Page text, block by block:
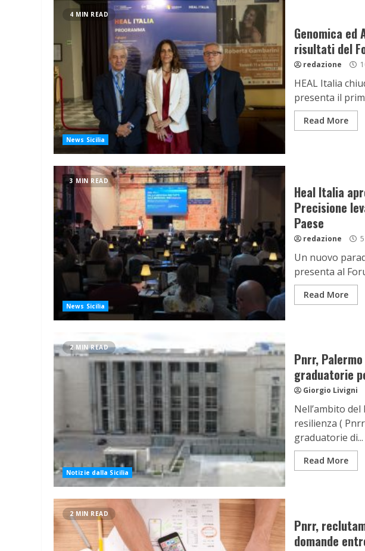
4 MIN READ
News Sicilia
Genomica ed
risultati del
redazione
HEAL Italia
presenta il
Read More
3 MIN READ
News Sicilia
Heal Italia
Precisione
Paese
redazione
Un nuovo
presenta al
Read More
2 MIN READ
Notizie dalla Sicilia
Pnrr,
graduatorie
Giorgio Livigni
Nell’ambito
resilienza (
graduatorie di...
Read More
2 MIN READ
Pnrr,
domande